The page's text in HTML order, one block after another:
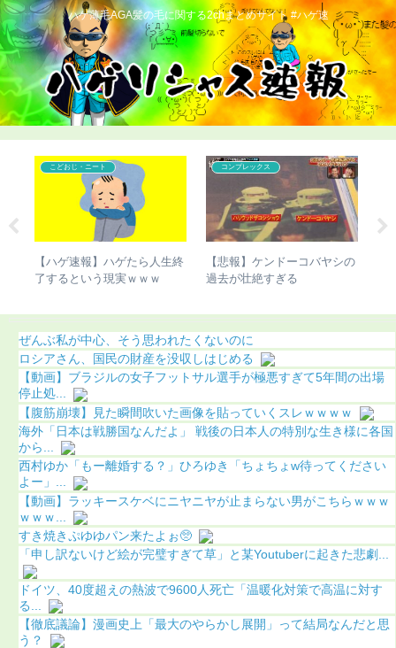
ハゲ薄毛AGA髪の毛に関する2chまとめサイト #ハゲ速
こどおじ・ニート
【ハゲ速報】ハゲたら人生終
了するという現実ｗｗｗ
コンプレックス
【悲報】ケンドーコバヤシの
過去が壮絶すぎる
ぜんぶ私が中心、そう思われたくないのに
ロシアさん、国民の財産を没収しはじめる
【動画】ブラジルの女子フットサル選手が極悪すぎて5年間の出場
停止処...
【腹筋崩壊】見た瞬間吹いた画像を貼っていくスレｗｗｗｗ
海外「日本は戦勝国なんだよ」 戦後の日本人の特別な生き様に各国
から...
西村ゆか「もー離婚する？」ひろゆき「ちょちょw待ってください
よー」...
【動画】ラッキースケベにニヤニヤが止まらない男がこちらｗｗｗ
ｗｗｗ...
すき焼きぷゆゆパン来たよぉ🥺
「申し訳ないけど絵が完璧すぎて草」と某Youtuberに起きた悲劇...
ドイツ、40度超えの熱波で9600人死亡「温暖化対策で高温に対す
る...
【徹底議論】漫画史上「最大のやらかし展開」って結局なんだと思
う？